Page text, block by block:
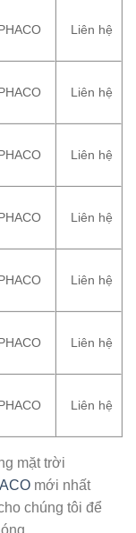
Liên hệ
Liên hệ
Liên hệ
Liên hệ
Liên hệ
Liên hệ
Liên hệ
mặt trời
mới nhất
chúng tôi để